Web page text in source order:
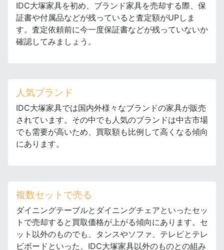
IDC大塚家具を初め、ブランド家具を売却する際、保
証書や付属品などが残っていると査定額がUPしま
す。査定依頼前に今一度保証書などが残っていないか
確認してみましょう。
人気ブランド
IDC大塚家具では国内外様々なブランドの家具が販売
されています。その中でも人気のブランドは中古市場
でも需要が高いため、買取額も比例して高くなる傾向
にあります。
複数セットで売る
ダイニングテーブルとダイニングチェアといったセッ
トで売却すると買取価格が上がる傾向にあります。セ
ット以外のものでも、タンスやソファ、テレビとテレ
ビボードといった、IDC大塚家具以外のものとの組み